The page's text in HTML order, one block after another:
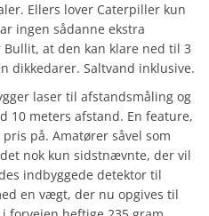
Ellers lover Caterpiller kun
ingen sådanne ekstra
at den kan klare ned til 3
dikkedarer. Saltvand inklusive.
laser til afstandsmåling og
10 meters afstand. En feature,
på. Amatører såvel som
nok kun sidstnævnte, der vil
indbyggede detektor til
en vægt, der nu opgives til